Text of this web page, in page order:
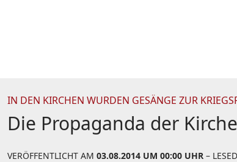
IN DEN KIRCHEN WURDEN GESÄNGE ZUR
Die Propaganda der
VERÖFFENTLICHT AM 03.08.2014 UM 00:00 UHR –